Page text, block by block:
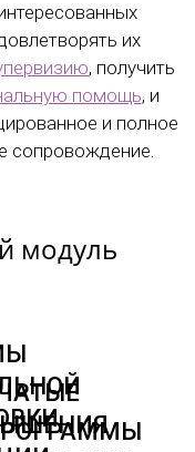
их
, получить
помощь, и
и полное
сопровождение.
модуль